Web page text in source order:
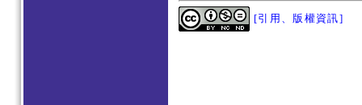
[引用、版權資訊]